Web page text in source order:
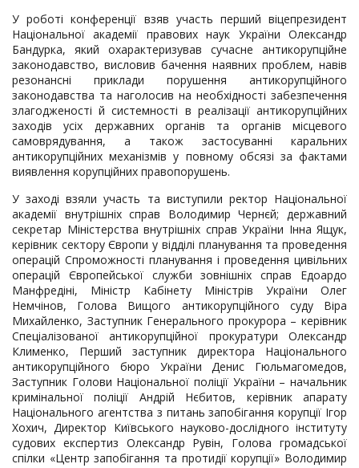
У роботі конференції взяв участь перший віцепрезидент
Національної академії правових наук України Олександр
Бандурка, який охарактеризував сучасне антикорупційне
законодавство, висловив бачення наявних проблем, навів
резонансні приклади порушення антикорупційного
законодавства та наголосив на необхідності забезпечення
злагодженості й системності в реалізації антикорупційних
заходів усіх державних органів та органів місцевого
самоврядування, а також застосуванні каральних
антикорупційних механізмів у повному обсязі за фактами
виявлення корупційних правопорушень.
У заході взяли участь та виступили ректор Національної
академії внутрішніх справ Володимир Чернєй; державний
секретар Міністерства внутрішніх справ України Інна Ящук,
керівник сектору Європи у відділі планування та проведення
операцій Спроможності планування і проведення цивільних
операцій Європейської служби зовнішніх справ Едоардо
Манфредіні, Міністр Кабінету Міністрів України Олег
Немчінов, Голова Вищого антикорупційного суду Віра
Михайленко, Заступник Генерального прокурора – керівник
Спеціалізованої антикорупційної прокуратури Олександр
Клименко, Перший заступник директора Національного
антикорупційного бюро України Денис Гюльмагомедов,
Заступник Голови Національної поліції України – начальник
кримінальної поліції Андрій Нєбитов, керівник апарату
Національного агентства з питань запобігання корупції Ігор
Хохич, Директор Київського науково-дослідного інституту
судових експертиз Олександр Рувін, Голова громадської
спілки «Центр запобігання та протидії корупції» Володимир